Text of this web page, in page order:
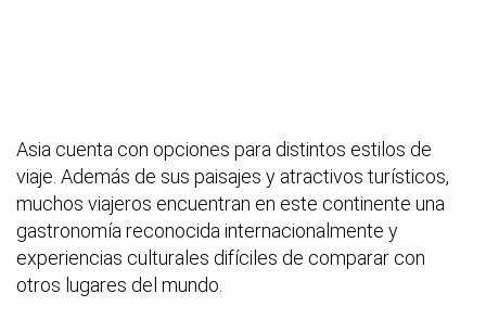
Asia cuenta con opciones para distintos estilos de
viaje. Además de sus paisajes y atractivos turísticos,
muchos viajeros encuentran en este continente una
gastronomía reconocida internacionalmente y
experiencias culturales difíciles de comparar con
otros lugares del mundo.